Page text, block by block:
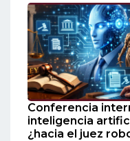
Conferencia
inteligencia
¿hacia el juez